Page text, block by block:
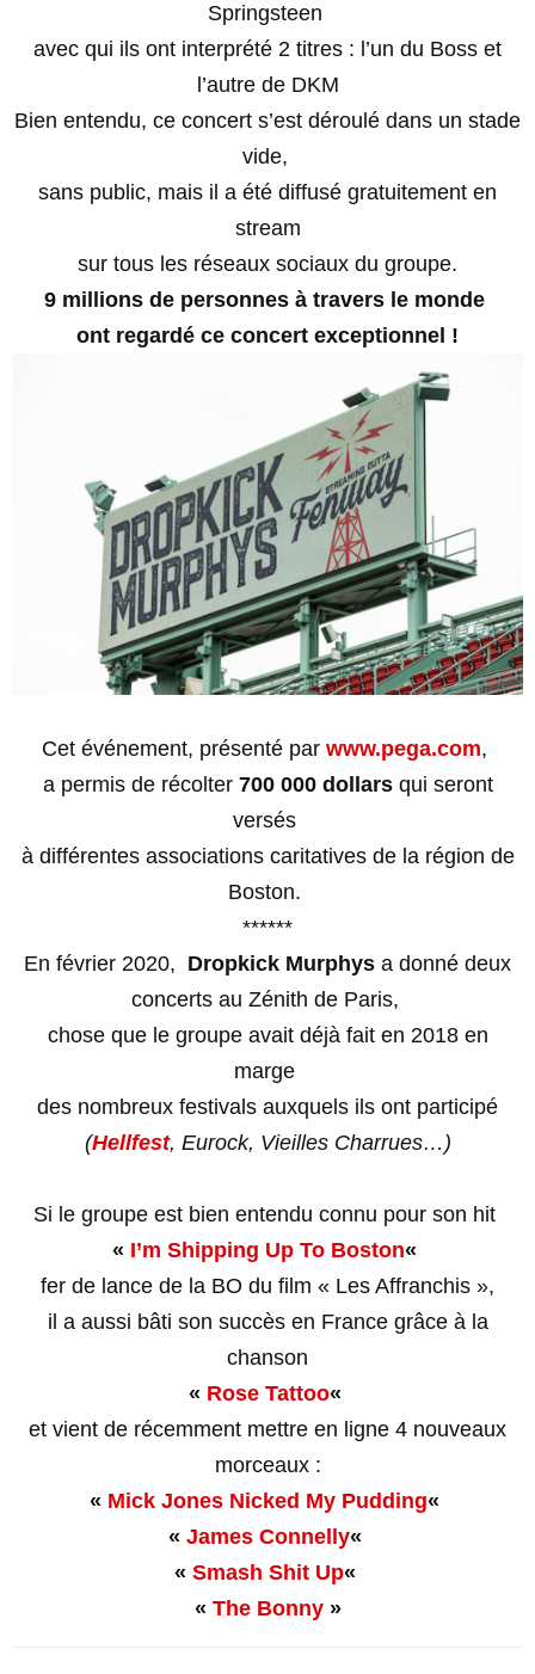
Springsteen
avec qui ils ont interprété 2 titres : l’un du Boss et
l’autre de DKM
Bien entendu, ce concert s’est déroulé dans un stade
vide,
sans public, mais il a été diffusé gratuitement en
stream
sur tous les réseaux sociaux du groupe.
9 millions de personnes à travers le monde
ont regardé ce concert exceptionnel !
Cet événement, présenté par www.pega.com,
a permis de récolter 700 000 dollars qui seront
versés
à différentes associations caritatives de la région de
Boston.
******
En février 2020, Dropkick Murphys a donné deux
concerts au Zénith de Paris,
chose que le groupe avait déjà fait en 2018 en
marge
des nombreux festivals auxquels ils ont participé
(Hellfest, Eurock, Vieilles Charrues…)
Si le groupe est bien entendu connu pour son hit
« I’m Shipping Up To Boston«
fer de lance de la BO du film « Les Affranchis »,
il a aussi bâti son succès en France grâce à la
chanson
« Rose Tattoo«
et vient de récemment mettre en ligne 4 nouveaux
morceaux :
« Mick Jones Nicked My Pudding«
« James Connelly«
« Smash Shit Up«
« The Bonny»